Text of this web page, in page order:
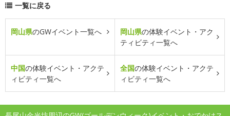
一覧に戻る
岡山県のGWイベント一覧へ 岡山県の体験イベント・アク
ティビティ一覧へ
中国の体験イベント・アクテ
ィビティ一覧へ
全国の体験イベント・アクテ
ィビティ一覧へ